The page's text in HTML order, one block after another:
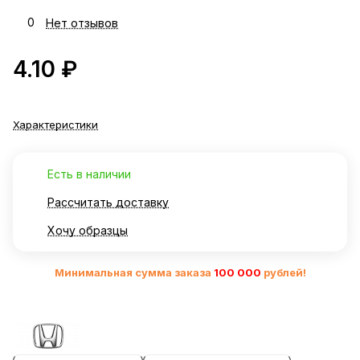
0 Нет отзывов
4.10 ₽
Характеристики
Есть в наличии
Рассчитать доставку
Хочу образцы
Минимальная сумма заказа 100 000 рублей!